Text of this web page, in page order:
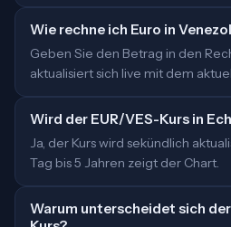
Wie rechne ich Euro in
Geben Sie den Betrag in den
aktualisiert sich live mit dem
Wird der EUR/VES-Kurs in
Ja, der Kurs wird sekündlich
Tag bis 5 Jahren zeigt der Chart.
Warum unterscheidet sich